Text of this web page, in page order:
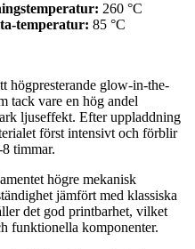
260 °C
temperatur: 85 °C
högpresterande glow-in-the-
tack vare en hög andel
ljuseffekt. Efter uppladdning
först intensivt och förblir
timmar.
högre mekanisk
jämfört med klassiska
det god printbarhet, vilket
funktionella komponenter.